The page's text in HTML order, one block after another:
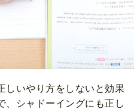
しいやり方をしないと効果
、シャドーイングにも正し